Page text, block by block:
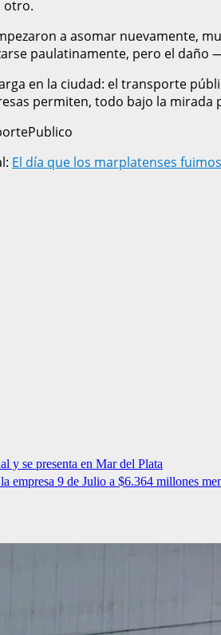
otro.
a asomar nuevamente,
paulatinamente, pero el
en la ciudad: el transporte
permiten, todo bajo la
El día que los marplatenses
y se presenta en Mar del Plata
empresa 9 de Julio a $6.364 millones